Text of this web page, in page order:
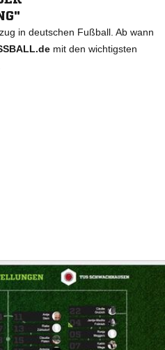
in deutschen Fußball. Ab wann
mit den wichtigsten